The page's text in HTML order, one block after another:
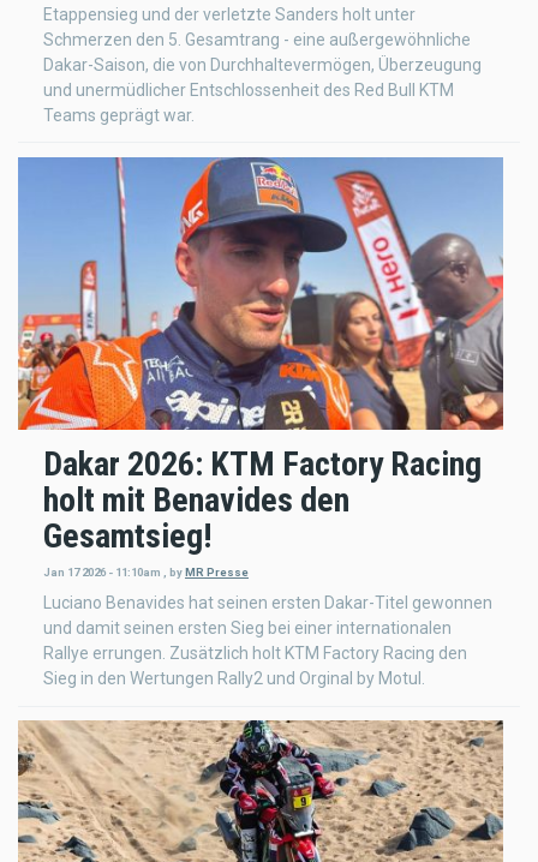
Etappensieg und der verletzte Sanders holt unter
Schmerzen den 5. Gesamtrang - eine außergewöhnliche
Dakar-Saison, die von Durchhaltevermögen, Überzeugung
und unermüdlicher Entschlossenheit des Red Bull KTM
Teams geprägt war.
Dakar 2026: KTM Factory Racing
holt mit Benavides den
Gesamtsieg!
Jan 17 2026 - 11:10am byMR Presse
Luciano Benavides hat seinen ersten Dakar-Titel gewonnen
und damit seinen ersten Sieg bei einer internationalen
Rallye errungen. Zusätzlich holt KTM Factory Racing den
Sieg in den Wertungen Rally2 und Orginal by Motul.